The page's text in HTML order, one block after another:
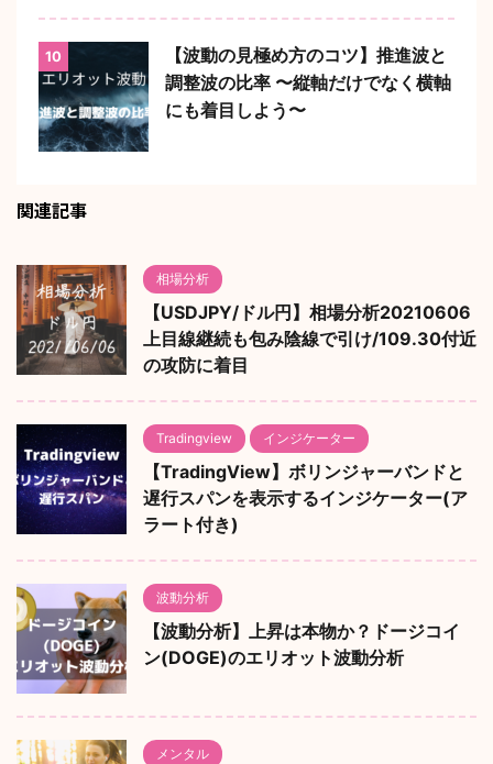
10
【波動の見極め方のコツ】推進波と
調整波の比率 〜縦軸だけでなく横軸
にも着目しよう〜
関連記事
相場分析
【USDJPY/ドル円】相場分析20210606
上目線継続も包み陰線で引け/109.30付近
の攻防に着目
Tradingview インジケーター
【TradingView】ボリンジャーバンドと
遅行スパンを表示するインジケーター(ア
ラート付き)
波動分析
【波動分析】上昇は本物か？ドージコイ
ン(DOGE)のエリオット波動分析
メンタル